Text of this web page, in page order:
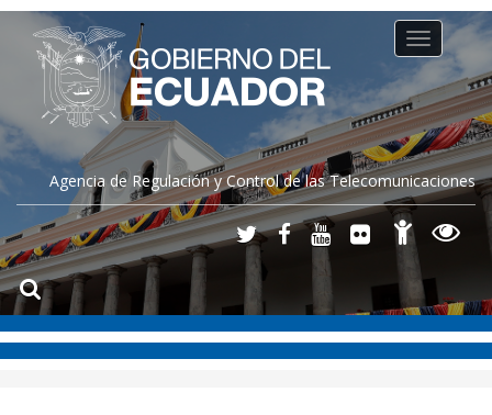
Agencia de Regulación y Control de las Telecomunicaciones
Toggle
navigation